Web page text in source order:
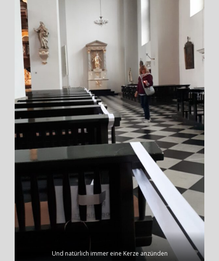
Und natürlich immer eine Kerze anzünden